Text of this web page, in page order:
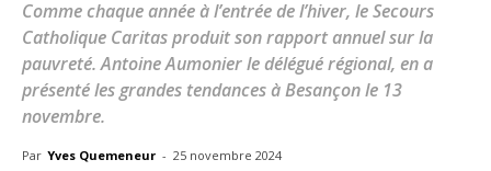
Comme chaque année à l’entrée de l’hiver, le Secours
Catholique Caritas produit son rapport annuel sur la
pauvreté. Antoine Aumonier le délégué régional, en a
présenté les grandes tendances à Besançon le 13
novembre.
Par Yves Quemeneur - 25 novembre 2024